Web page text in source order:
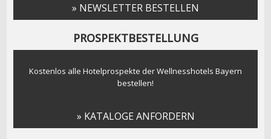
» NEWSLETTER BESTELLEN
PROSPEKTBESTELLUNG
Kostenlos alle Hotelprospekte der Wellnesshotels Bayern
bestellen!
» KATALOGE ANFORDERN